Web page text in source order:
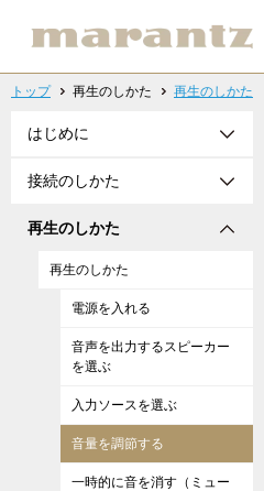
トップ 再生のしかた 再生のしかた
はじめに
接続のしかた
再生のしかた
再生のしかた
電源を入れる
音声を出力するスピーカー
を選ぶ
入力ソースを選ぶ
音量を調節する
一時的に音を消す（ミュー